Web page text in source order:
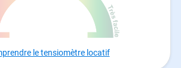
le tensiomètre locatif